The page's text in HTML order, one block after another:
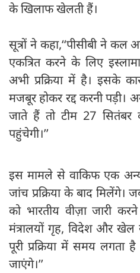
के खिलाफ खेलती हैं।
सूत्रों ने कहा,‘‘पीसीबी ने कल
एकत्रित करने के लिए
अभी प्रक्रिया में है। इसके
मजबूर होकर रद्द करनी पड़ी।
जाते हैं तो टीम 27 सितंबर
पहुंचेगी।’’
इस मामले से वाकिफ एक अन्य
जांच प्रक्रिया के बाद मिलेंगे।
को भारतीय वीज़ा जारी
मंत्रालयों गृह, विदेश और
पूरी प्रक्रिया में समय लगता
जाएंगे।’’